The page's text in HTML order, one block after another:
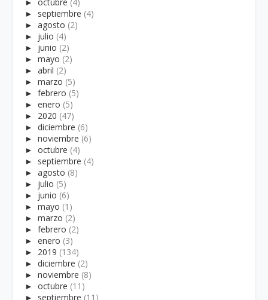
► septiembre (4)
► agosto (2)
► julio (4)
► junio (2)
► mayo (2)
► abril (2)
► marzo (5)
► febrero (5)
► enero (5)
► 2020 (47)
► diciembre (6)
► noviembre (6)
► octubre (4)
► septiembre (4)
► agosto (8)
► julio (5)
► junio (6)
► mayo (1)
► marzo (2)
► febrero (2)
► enero (3)
► 2019 (134)
► diciembre (2)
► noviembre (8)
► octubre (11)
► septiembre (11)